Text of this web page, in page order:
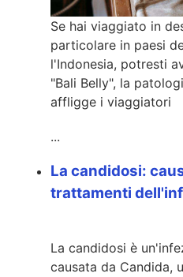
Se hai viaggiato in
particolare in paesi
l'Indonesia, potresti
"Bali Belly", la
affligge i viaggiatori
...
La candidosi:
trattamenti
La candidosi è
causata da Candida,